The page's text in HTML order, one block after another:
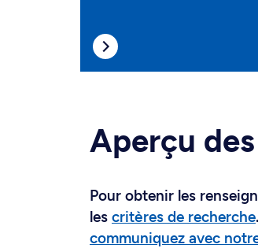
Aperçu
Pour obtenir les
les critères de recherche
communiquez avec